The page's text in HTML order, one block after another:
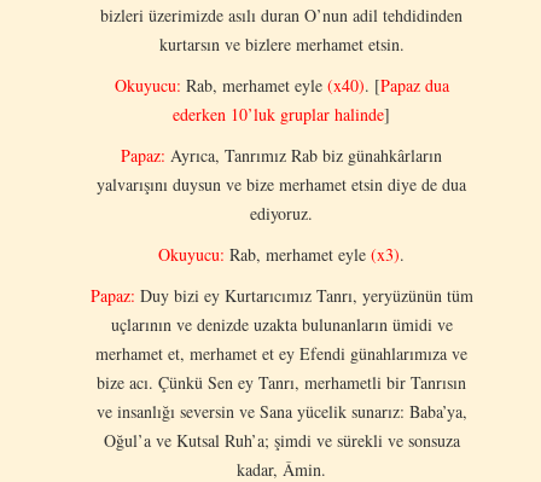
bizleri üzerimizde asılı duran O’nun adil tehdidinden
kurtarsın ve bizlere merhamet etsin.
Okuyucu: Rab, merhamet eyle (x40). [Papaz dua
ederken 10’luk gruplar halinde]
Papaz: Ayrıca, Tanrımız Rab biz günahkârların
yalvarışını duysun ve bize merhamet etsin diye de dua
ediyoruz.
Okuyucu: Rab, merhamet eyle (x3).
Papaz: Duy bizi ey Kurtarıcımız Tanrı, yeryüzünün tüm
uçlarının ve denizde uzakta bulunanların ümidi ve
merhamet et, merhamet et ey Efendi günahlarımıza ve
bize acı. Çünkü Sen ey Tanrı, merhametli bir Tanrısın
ve insanlığı seversin ve Sana yücelik sunarız: Baba’ya,
Oğul’a ve Kutsal Ruh’a; şimdi ve sürekli ve sonsuza
kadar, Âmin.